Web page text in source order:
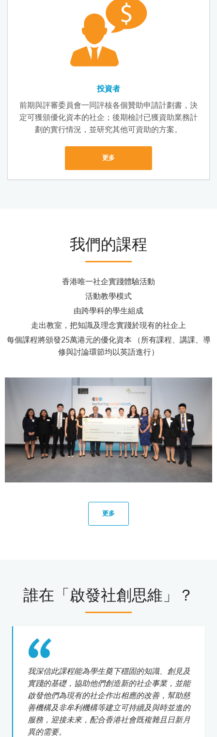
投資者
前期與評審委員會一同評核各個贊助申請計劃書，決
定可獲頒優化資本的社企；後期檢討已獲資助業務計
劃的實行情況，並研究其他可資助的方案。
更多
我們的課程
香港唯一社企實踐體驗活動
活動教學模式
由跨學科的學生組成
走出教室，把知識及理念實踐於現有的社企上
每個課程將頒發25萬港元的優化資本 （所有課程、講課、導
修與討論環節均以英語進行）
更多
誰在「啟發社創思維」？
我深信此課程能為學生奠下穩固的知識、創見及
實踐的基礎，協助他們創造新的社企事業，並能
啟發他們為現有的社企作出相應的改善，幫助慈
善機構及非牟利機構等建立可持續及與時並進的
服務，迎接未來，配合香港社會既複雜且日新月
異的需要。